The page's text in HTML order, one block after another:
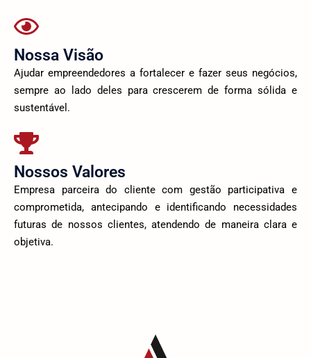
Nossa Visão
Ajudar empreendedores a fortalecer e fazer seus negócios,
sempre ao lado deles para crescerem de forma sólida e
sustentável.
Nossos Valores
Empresa parceira do cliente com gestão participativa e
comprometida, antecipando e identificando necessidades
futuras de nossos clientes, atendendo de maneira clara e
objetiva.